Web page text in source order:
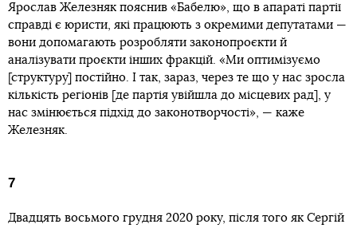
Ярослав Железняк пояснив «Бабелю», що в апараті партії
справді є юристи, які працюють з окремими депутатами —
вони допомагають розробляти законопроєкти й
аналізувати проєкти інших фракцій. «Ми оптимізуємо
[структуру] постійно. І так, зараз, через те що у нас зросла
кількість регіонів [де партія увійшла до місцевих рад], у
нас змінюється підхід до законотворчості», — каже
Железняк.
7
Двадцять восьмого грудня 2020 року, після того як Сергій